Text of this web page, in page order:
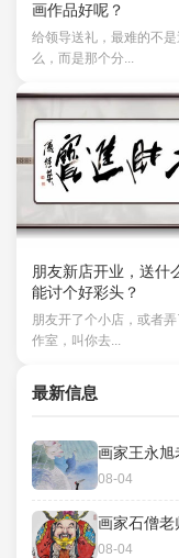
画作品好呢？
给领导送礼，最难的不
么，而是那个分...
朋友新店开业，送什
能讨个好彩头？
朋友开了个小店，或者
作室，叫你去...
最新信息
08-04
画家石僧
08-04